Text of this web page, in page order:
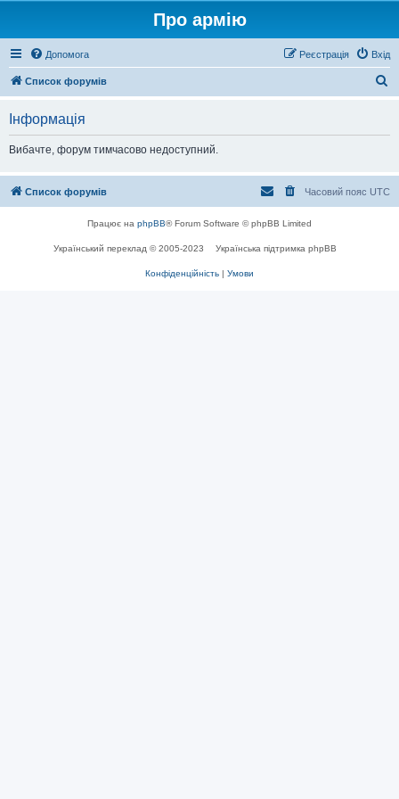
Про армію
Допомога Вхід
Реєстрація
Список форумів
Інформація
Вибачте, форум тимчасово недоступний.
Список форумів Часовий пояс UTC
Працює на phpBB® Forum Software © phpBB Limited
Український переклад © 2005-2023 Українська підтримка phpBB
Конфіденційність | Умови